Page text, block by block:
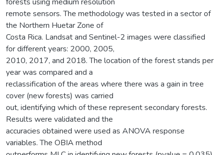
remote sensors. The methodology was tested in a sector of
the Northern Huetar Zone of
Costa Rica. Landsat and Sentinel-2 images were classified
for different years: 2000, 2005,
2010, 2017, and 2018. The location of the forest stands per
year was compared and a
reclassification of the areas where there was a gain in tree
cover (new forests) was carried
out, identifying which of these represent secondary forests.
Results were validated and the
accuracies obtained were used as ANOVA response
variables. The OBIA method